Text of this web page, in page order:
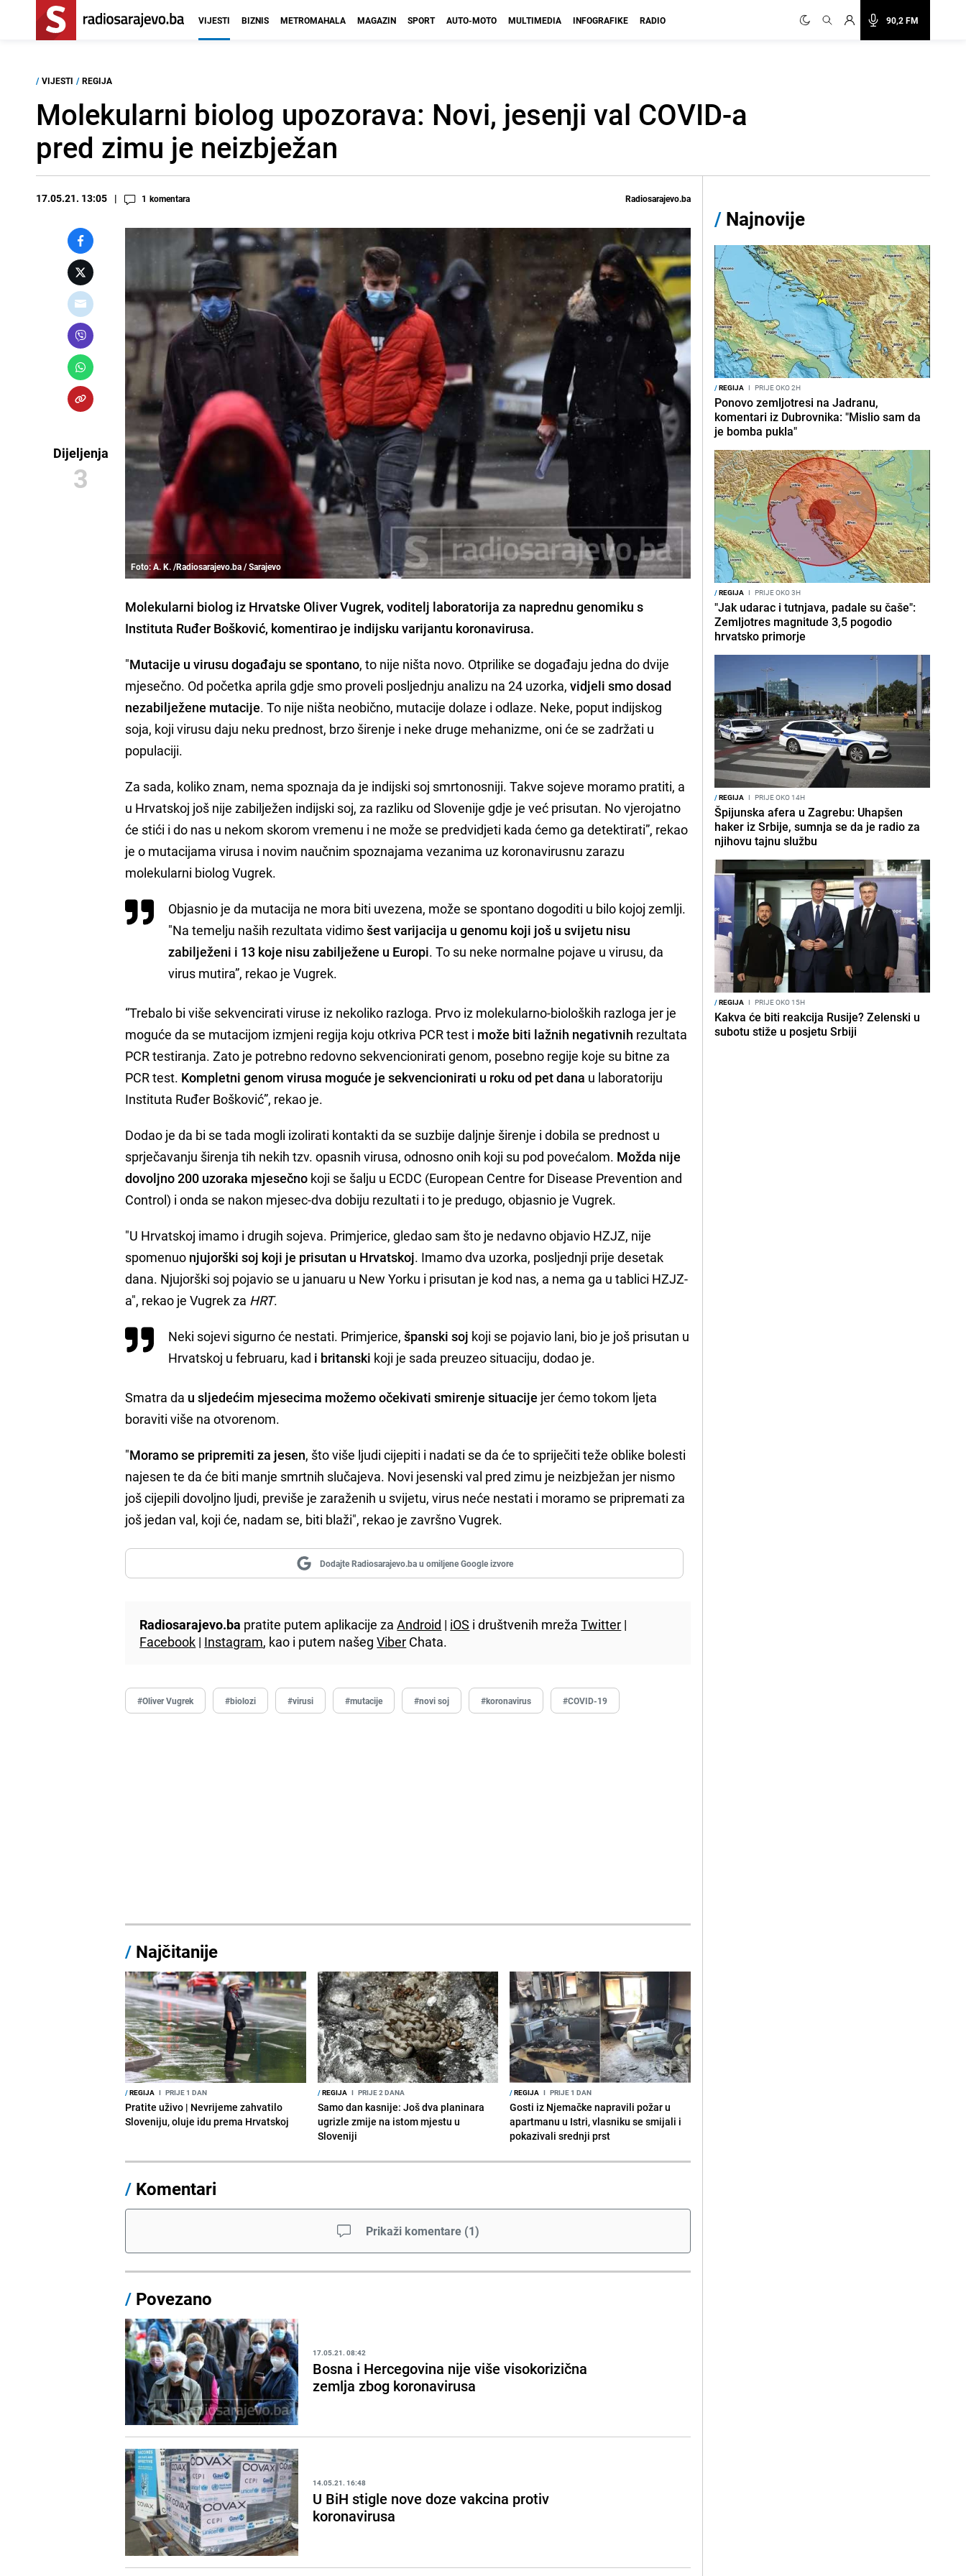
90,2 FM
VIJESTI BIZNIS METROMAHALA MAGAZIN SPORT AUTO-MOTO MULTIMEDIA INFOGRAFIKE RADIO
/ VIJESTI / REGIJA
Molekularni biolog upozorava: Novi, jesenji val COVID-a
pred zimu je neizbježan
17.05.21. 13:05 1 komentara Radiosarajevo.ba
Dijeljenja
3
Foto: A. K. /Radiosarajevo.ba / Sarajevo
Molekularni biolog iz HrvatskeOliver Vugrek, voditelj laboratorija za naprednu genomiku s
Instituta Ruđer Bošković, komentirao je indijsku varijantu koronavirusa.
"Mutacije u virusu događaju se spontano, to nije ništa novo. Otprilike se događaju jedna do dvije
mjesečno. Od početka aprila gdje smo proveli posljednju analizu na 24 uzorka,vidjeli smo dosad
nezabilježene mutacije. To nije ništa neobično, mutacije dolaze i odlaze. Neke, poput indijskog
soja, koji virusu daju neku prednost, brzo širenje i neke druge mehanizme, oni će se zadržati u
populaciji.
Za sada, koliko znam, nema spoznaja da je indijski soj smrtonosniji. Takve sojeve moramo pratiti, a
u Hrvatskoj još nije zabilježen indijski soj, za razliku od Slovenije gdje je već prisutan. No vjerojatno
će stići i do nas u nekom skorom vremenu i ne može se predvidjeti kada ćemo ga detektirati”, rekao
je o mutacijama virusa i novim naučnim spoznajama vezanima uz koronavirusnu zarazu
molekularni biolog Vugrek.
Objasnio je da mutacija ne mora biti uvezena, može se spontano dogoditi u bilo kojoj zemlji.
"Na temelju naših rezultata vidimošest varijacija u genomu koji još u svijetu nisu
zabilježeni i 13 koje nisu zabilježene u Europi. To su neke normalne pojave u virusu, da
virus mutira”, rekao je Vugrek.
“Trebalo bi više sekvencirati viruse iz nekoliko razloga. Prvo iz molekularno-bioloških razloga jer je
moguće da se mutacijom izmjeni regija koju otkriva PCR test i može biti lažnih negativnih rezultata
PCR testiranja. Zato je potrebno redovno sekvencionirati genom, posebno regije koje su bitne za
PCR test. Kompletni genom virusa moguće je sekvencionirati u roku od pet dana u laboratoriju
Instituta Ruđer Bošković”, rekao je.
Dodao je da bi se tada mogli izolirati kontakti da se suzbije daljnje širenje i dobila se prednost u
sprječavanju širenja tih nekih tzv. opasnih virusa, odnosno onih koji su pod povećalom. Možda nije
dovoljno 200 uzoraka mjesečno koji se šalju u ECDC (European Centre for Disease Prevention and
Control) i onda se nakon mjesec-dva dobiju rezultati i to je predugo, objasnio je Vugrek.
"U Hrvatskoj imamo i drugih sojeva. Primjerice, gledao sam što je nedavno objavio HZJZ, nije
spomenuo njujorški soj koji je prisutan u Hrvatskoj. Imamo dva uzorka, posljednji prije desetak
dana. Njujorški soj pojavio se u januaru u New Yorku i prisutan je kod nas, a nema ga u tablici HZJZ-
a", rekao je Vugrek za HRT.
Neki sojevi sigurno će nestati. Primjerice,španski soj koji se pojavio lani, bio je još prisutan u
Hrvatskoj u februaru, kad i britanski koji je sada preuzeo situaciju, dodao je.
Smatra da u sljedećim mjesecima možemo očekivati smirenje situacije jer ćemo tokom ljeta
boraviti više na otvorenom.
"Moramo se pripremiti za jesen, što više ljudi cijepiti i nadati se da će to spriječiti teže oblike bolesti
najesen te da će biti manje smrtnih slučajeva. Novi jesenski val pred zimu je neizbježan jer nismo
još cijepili dovoljno ljudi, previše je zaraženih u svijetu, virus neće nestati i moramo se pripremati za
još jedan val, koji će, nadam se, biti blaži", rekao je završno Vugrek.
Dodajte Radiosarajevo.ba u omiljene Google izvore
Radiosarajevo.ba pratite putem aplikacije zaAndroid | iOS i društvenih mrežaTwitter |
Facebook | Instagram, kao i putem našegViber Chata.
#Oliver Vugrek #biolozi #virusi #mutacije #novi soj #koronavirus #COVID-19
/ Najčitanije
/REGIJA I PRIJE 1 DAN
Pratite uživo | Nevrijeme zahvatilo
Sloveniju, oluje idu prema Hrvatskoj
/REGIJA I PRIJE 2 DANA
Samo dan kasnije: Još dva planinara
ugrizle zmije na istom mjestu u
Sloveniji
/REGIJA I PRIJE 1 DAN
Gosti iz Njemačke napravili požar u
apartmanu u Istri, vlasniku se smijali i
pokazivali srednji prst
/ Komentari
Prikaži komentare (1)
/ Povezano
17.05.21. 08:42
Bosna i Hercegovina nije više visokorizična
zemlja zbog koronavirusa
14.05.21. 16:48
U BiH stigle nove doze vakcina protiv
koronavirusa
/ Najnovije
/REGIJA I PRIJE OKO 2H
Ponovo zemljotresi na Jadranu,
komentari iz Dubrovnika: "Mislio sam da
je bomba pukla"
/REGIJA I PRIJE OKO 3H
"Jak udarac i tutnjava, padale su čaše":
Zemljotres magnitude 3,5 pogodio
hrvatsko primorje
/REGIJA I PRIJE OKO 14H
Špijunska afera u Zagrebu: Uhapšen
haker iz Srbije, sumnja se da je radio za
njihovu tajnu službu
/REGIJA I PRIJE OKO 15H
Kakva će biti reakcija Rusije? Zelenski u
subotu stiže u posjetu Srbiji